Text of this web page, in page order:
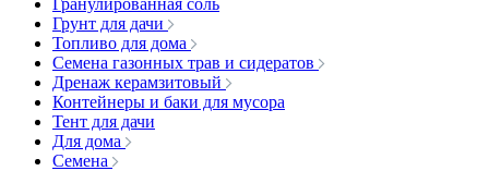
Гранулированная соль
Грунт для дачи
Топливо для дома
Семена газонных трав и сидератов
Дренаж керамзитовый
Контейнеры и баки для мусора
Тент для дачи
Для дома
Семена